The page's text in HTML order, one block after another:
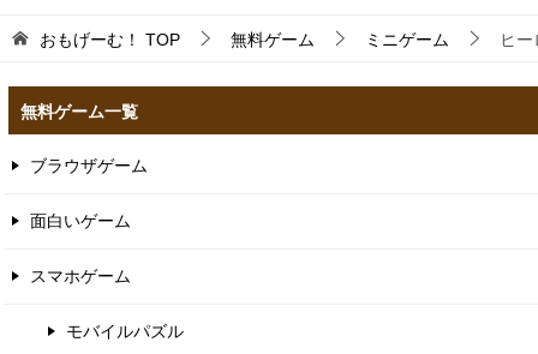
おもげーむ！ TOP 無料ゲーム ミニゲーム ヒ
無料ゲーム一覧
ブラウザゲーム
面白いゲーム
スマホゲーム
モバイルパズル